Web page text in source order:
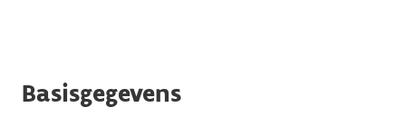
Basisgegevens